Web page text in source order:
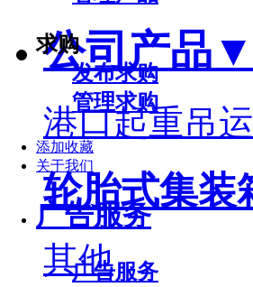
求购
发布求购
管理求购
添加收藏
关于我们
广告服务
广告服务
公司产品▼
港口起重吊
轮胎式集装
其他